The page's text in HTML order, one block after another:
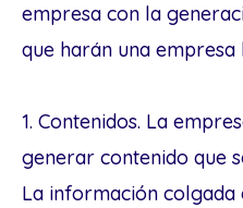
empresa con la
que harán una empresa
1. Contenidos. La
generar contenido que
La información